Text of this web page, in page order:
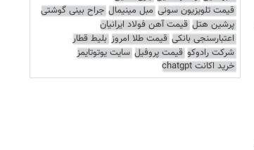
قیمت تلویزیون سونی مبل مینیمال جراح بینی گوشتی
پرشین هتل قیمت آهن فولاد ایرانیان
اعتبارسنجی بانکی قیمت طلا امروز بلیط قطار
شرکت رادوکو قیمت پروفیل سایت یوتوتایمز
خرید اکانت chatgpt